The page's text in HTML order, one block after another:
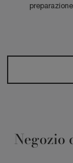
Negozio